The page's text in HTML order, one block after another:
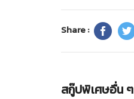
Share :
สกู๊ปพิเศษอื่น ๆ